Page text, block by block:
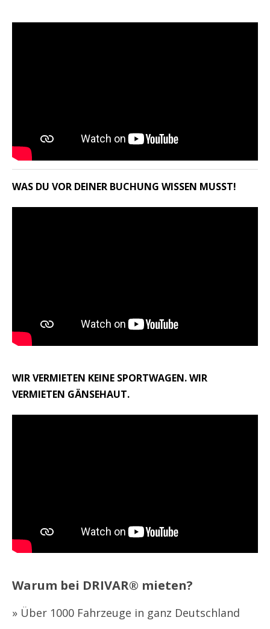
WAS DU VOR DEINER BUCHUNG WISSEN MUSST!
WIR VERMIETEN KEINE SPORTWAGEN. WIR
VERMIETEN GÄNSEHAUT.
Warum bei DRIVAR® mieten?
» Über 1000 Fahrzeuge in ganz Deutschland